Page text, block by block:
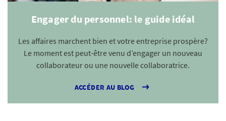
Engager du personnel: le guide idéal
Les affaires marchent bien et votre entreprise prospère?
Le moment est peut-être venu d’engager un nouveau
collaborateur ou une nouvelle collaboratrice.
ACCÉDER AU BLOG